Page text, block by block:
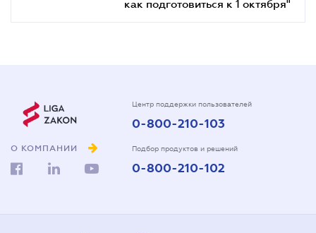
как подготовиться к 1 октября"
О КОМПАНИИ
Центр поддержки пользователей
0-800-210-103
Подбор продуктов и решений
0-800-210-102